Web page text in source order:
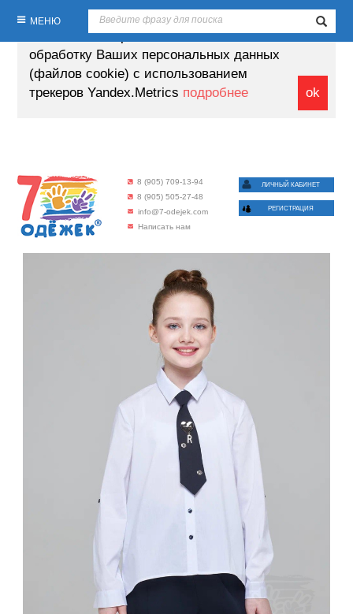
ok
Продолжая пользование настоящим
сайтом, Вы выражаете своё согласие на
обработку Ваших персональных данных
(файлов cookie) с использованием
трекеров Yandex.Metrics подробнее
8 (905) 709-13-94
8 (905) 505-27-48
info@7-odejek.com
Написать нам
ЛИЧНЫЙ КАБИНЕТ
РЕГИСТРАЦИЯ
МЕНЮ